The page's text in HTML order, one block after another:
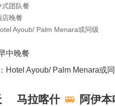
团队餐
店晚餐
Ayoub/ Palm Menara或同级
中晚餐
Hotel Ayoub/ Palm Menara或
马拉喀什 阿伊